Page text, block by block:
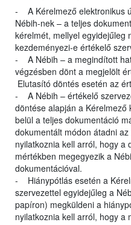
- A Kérelmező elektronikus
Nébih-nek – a teljes
kérelmét, mellyel egyidejűleg
kezdeményezi-e értékelő
- A Nébih – a megindított
végzésben dönt a megjelölt
Elutasító döntés esetén az
- A Nébih – értékelő
döntése alapján a
belül a teljes dokumentáció
dokumentált módon átadni
nyilatkoznia kell arról, hogy a
mértékben megegyezik a
dokumentációval.
- Hiánypótlás esetén a
szervezettel egyidejűleg a
papíron) megküldeni a
nyilatkoznia kell arról, hogy a